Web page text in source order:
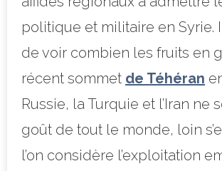
politique et militaire en Syrie.
de voir combien les fruits en
récent sommet de Téhéran
Russie, la Turquie et l’Iran ne
goût de tout le monde, loin
l’on considère l’exploitation